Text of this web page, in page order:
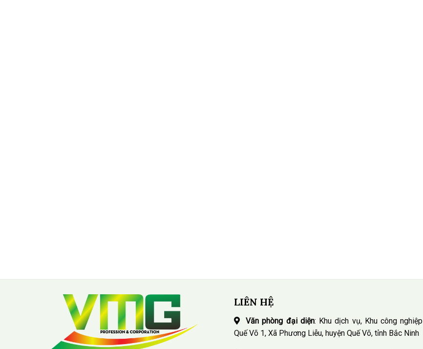
LIÊN HỆ
Văn phòng đại diện: Khu dịch vụ, Khu công nghiệp
Quế Võ 1, Xã Phương Liễu, huyện Quế Võ, tỉnh Bắc Ninh